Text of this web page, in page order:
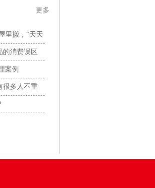
更多
里搬，“天天
的消费误区
案例
很多人不重